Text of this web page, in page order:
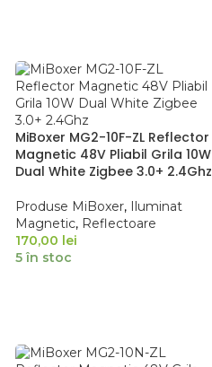
MiBoxer MG2-10F-ZL Reflector
Magnetic 48V Pliabil Grila 10W
Dual White Zigbee 3.0+ 2.4Ghz
Produse MiBoxer, Iluminat
Magnetic, Reflectoare
170,00 lei
5 în stoc